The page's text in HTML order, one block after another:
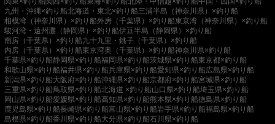
九州・沖縄×釣り船北海道・東北×釣り船三浦半島（神奈川県）×釣り船
相模湾（神奈川県）×釣り船外房（千葉県）×釣り船東京湾（神奈川県）×釣り船
駿河湾・遠州灘（静岡県）×釣り船伊豆半島（静岡県）×釣り船
南房（千葉県）×釣り船九十九里・銚子（千葉県）×釣り船
内房（千葉県）×釣り船東京湾奥（千葉県）×釣り船神奈川県×釣り船
千葉県×釣り船静岡県×釣り船福岡県×釣り船茨城県×釣り船東京都×釣り船
和歌山県×釣り船福井県×釣り船兵庫県×釣り船愛知県×釣り船広島県×釣り船
新潟県×釣り船大阪府×釣り船沖縄県×釣り船京都府×釣り船宮城県×釣り船
三重県×釣り船鳥取県×釣り船北海道 ×釣り船山口県×釣り船埼玉県×釣り船
岡山県×釣り船愛媛県×釣り船高知県×釣り船熊本県×釣り船徳島県×釣り船
鹿児島県×釣り船長崎県×釣り船富山県×釣り船岩手県×釣り船福島県×釣り船
島根県×釣り船香川県×釣り船大分県×釣り船石川県×釣り船